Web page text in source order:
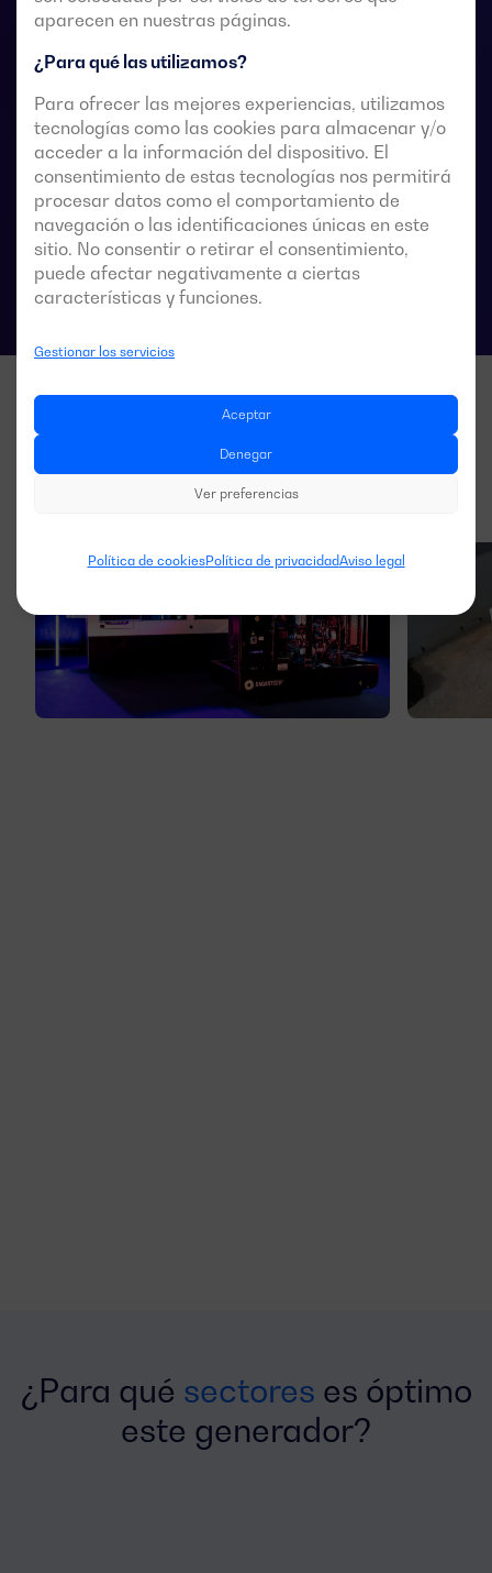
aparecen en nuestras páginas.
¿Para qué las utilizamos?
Para ofrecer las mejores experiencias, utilizamos
tecnologías como las cookies para almacenar y/o
acceder a la información del dispositivo. El
consentimiento de estas tecnologías nos permitirá
procesar datos como el comportamiento de
navegación o las identificaciones únicas en este
sitio. No consentir o retirar el consentimiento,
puede afectar negativamente a ciertas
características y funciones.
Gestionar los servicios
Aceptar
Denegar
Ver preferencias
Política de cookiesPolítica de privacidadAviso legal
Están diseñados para usarse en sistemas de
breve interrupción de la alimentación de la carga
durante la transferencia.
Fichas técnicas de las conmutaciones
¿Para qué sectores es óptimo
este generador?